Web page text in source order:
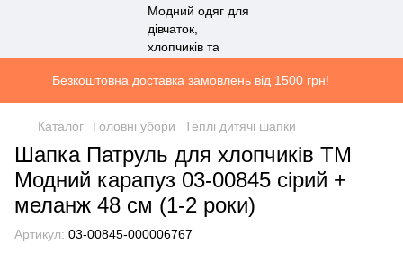
Безкоштовна доставка замовлень від 1500 грн!
Каталог Головні убори Теплі дитячі шапки
Шапка Патруль для хлопчиків ТМ
Модний карапуз 03-00845 сірий +
меланж 48 см (1-2 роки)
Артикул: 03-00845-000006767